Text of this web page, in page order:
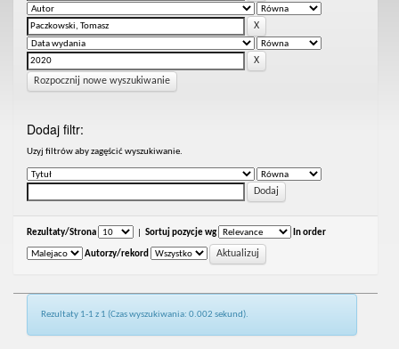
Rozpocznij nowe wyszukiwanie
Dodaj filtr:
Uzyj filtrów aby zagęścić wyszukiwanie.
Rezultaty/Strona Sortuj pozycje wg In order
Autorzy/rekord
Rezultaty 1-1 z 1 (Czas wyszukiwania: 0.002 sekund).